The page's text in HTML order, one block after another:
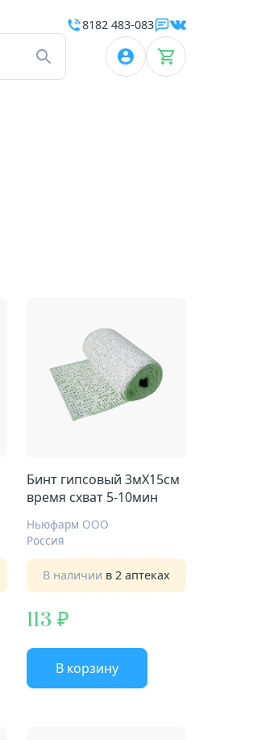
8182 483-083
Бинт гипсовый 3мX15см
время схват 5-10мин
Ньюфарм ООО
Россия
В наличии в 2 аптеках
113
В корзину